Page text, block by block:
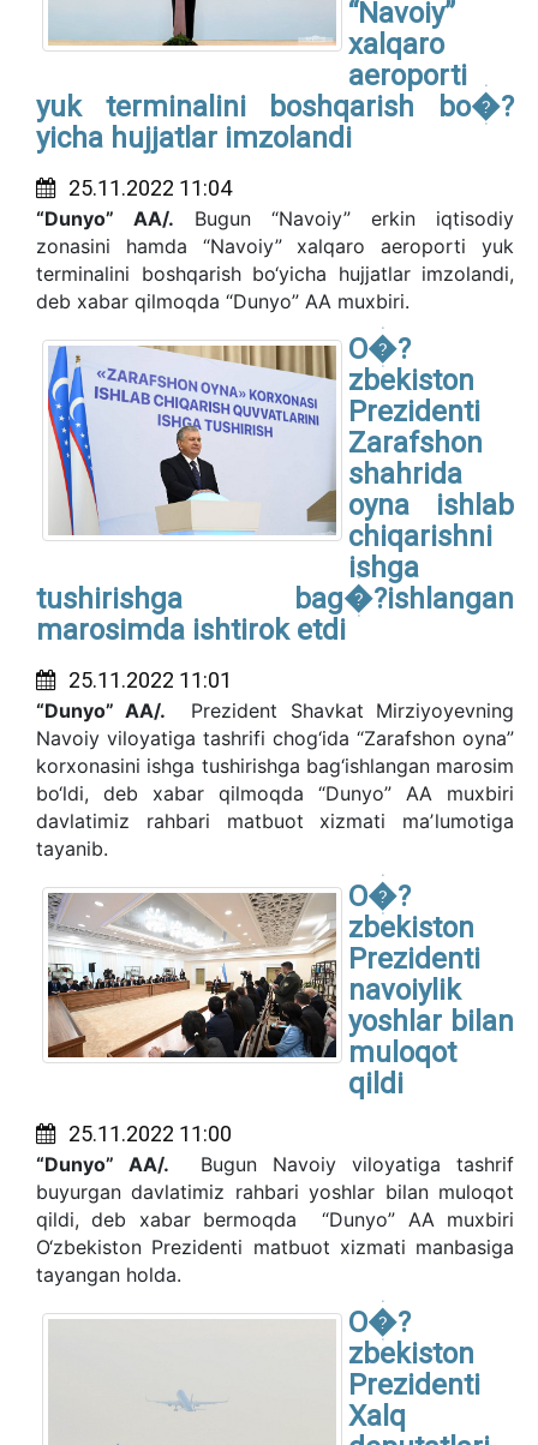
“Navoiy”
xalqaro
aeroporti
yuk terminalini boshqarish bo�?
yicha hujjatlar imzolandi
25.11.2022 11:04
“Dunyo” AA/. Bugun “Navoiy” erkin iqtisodiy
zonasini hamda “Navoiy” xalqaro aeroporti yuk
terminalini boshqarish bo‘yicha hujjatlar imzolandi,
deb xabar qilmoqda “Dunyo” AA muxbiri.
O�?
zbekiston
Prezidenti
Zarafshon
shahrida
oyna ishlab
chiqarishni
ishga
tushirishga bag�?ishlangan
marosimda ishtirok etdi
25.11.2022 11:01
“Dunyo” AA/. Prezident Shavkat Mirziyoyevning
Navoiy viloyatiga tashrifi chog‘ida “Zarafshon oyna”
korxonasini ishga tushirishga bag‘ishlangan marosim
bo‘ldi, deb xabar qilmoqda “Dunyo” AA muxbiri
davlatimiz rahbari matbuot xizmati maʼlumotiga
tayanib.
O�?
zbekiston
Prezidenti
navoiylik
yoshlar bilan
muloqot
qildi
25.11.2022 11:00
“Dunyo” AA/. Bugun Navoiy viloyatiga tashrif
buyurgan davlatimiz rahbari yoshlar bilan muloqot
qildi, deb xabar bermoqda “Dunyo” AA muxbiri
O‘zbekiston Prezidenti matbuot xizmati manbasiga
tayangan holda.
O�?
zbekiston
Prezidenti
Xalq